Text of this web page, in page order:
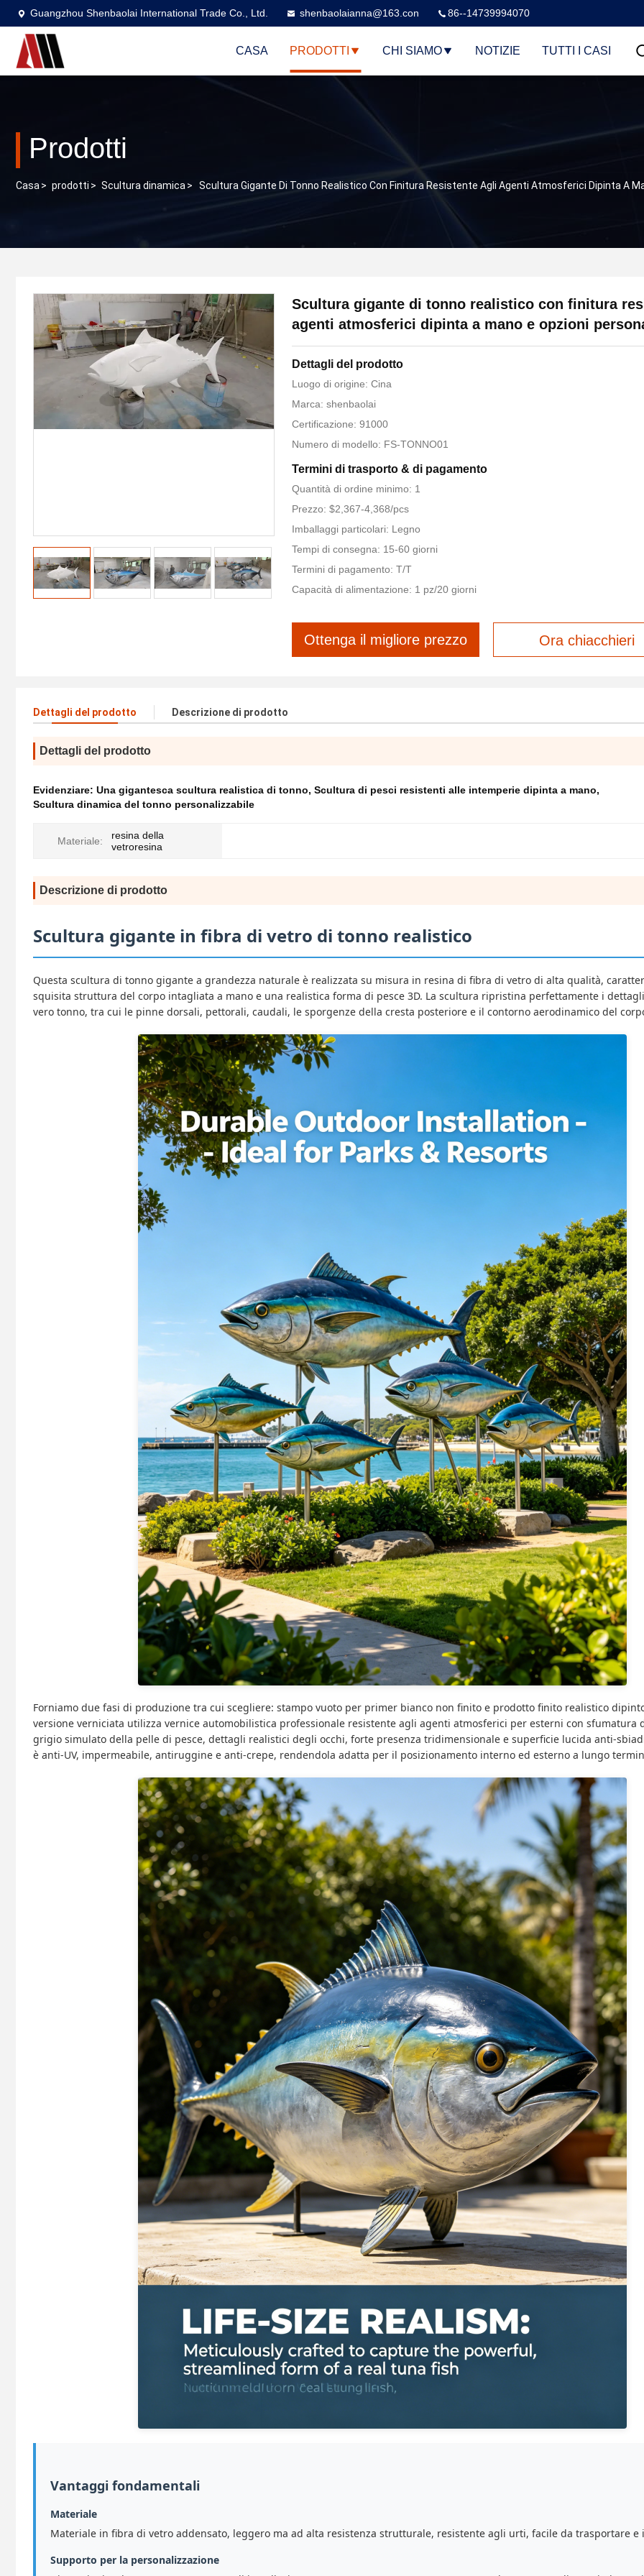
Guangzhou Shenbaolai International Trade Co., Ltd. shenbaolaianna@163.con 86--14739994070
CASA PRODOTTI CHI SIAMO NOTIZIE TUTTI I CASI
Prodotti
Casa> prodotti > Scultura dinamica> Scultura Gigante Di Tonno Realistico Con Finitura Resistente Agli Agenti Atmosferici Dipinta A
Scultura gigante di tonno realistico con finitura
agenti atmosferici dipinta a mano e opzioni
Dettagli del prodotto
Luogo di origine: Cina
Marca: shenbaolai
Certificazione: 91000
Numero di modello: FS-TONNO01
Termini di trasporto & di pagamento
Quantità di ordine minimo: 1
Prezzo: $2,367-4,368/pcs
Imballaggi particolari: Legno
Tempi di consegna: 15-60 giorni
Termini di pagamento: T/T
Capacità di alimentazione: 1 pz/20 giorni
Ottenga il migliore prezzo Ora chiacchieri
Dettagli del prodotto Descrizione di prodotto
Dettagli del prodotto
Evidenziare: Una gigantesca scultura realistica di tonno, Scultura di pesci resistenti alle intemperie dipinta a mano,
Scultura dinamica del tonno personalizzabile
Materiale:
resina della
vetroresina
Descrizione di prodotto
Scultura gigante in fibra di vetro di tonno realistico
Questa scultura di tonno gigante a grandezza naturale è realizzata su misura in resina di fibra di vetro di alta qualità,
squisita struttura del corpo intagliata a mano e una realistica forma di pesce 3D. La scultura ripristina perfettamente i
vero tonno, tra cui le pinne dorsali, pettorali, caudali, le sporgenze della cresta posteriore e il contorno aerodinamico del
Forniamo due fasi di produzione tra cui scegliere: stampo vuoto per primer bianco non finito e prodotto finito realistico
versione verniciata utilizza vernice automobilistica professionale resistente agli agenti atmosferici per esterni con sfumatura
grigio simulato della pelle di pesce, dettagli realistici degli occhi, forte presenza tridimensionale e superficie lucida anti-
è anti-UV, impermeabile, antiruggine e anti-crepe, rendendola adatta per il posizionamento interno ed esterno a lungo
Vantaggi fondamentali
Materiale
Materiale in fibra di vetro addensato, leggero ma ad alta resistenza strutturale, resistente agli urti, facile da trasportare e
Supporto per la personalizzazione